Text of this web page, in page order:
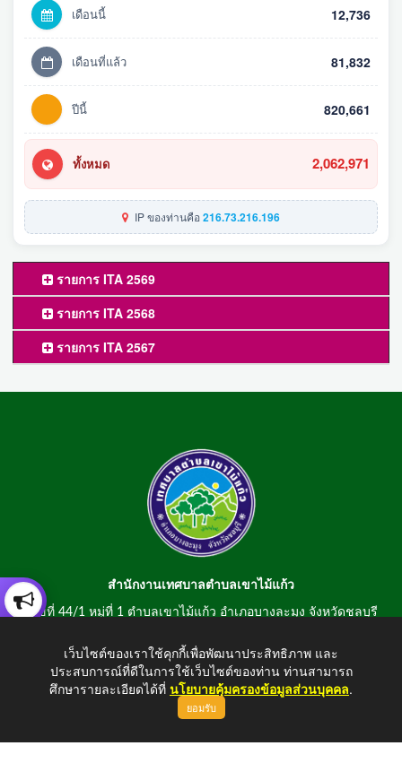
เดือนนี้ 12,736
เดือนที่แล้ว 81,832
ปีนี้ 820,661
ทั้งหมด 2,062,971
IP ของท่านคือ216.73.216.196
รายการ ITA 2569
รายการ ITA 2568
รายการ ITA 2567
สำนักงานเทศบาลตำบลเขาไม้แก้ว
เลขที่ 44/1 หมู่ที่ 1 ตำบลเขาไม้แก้ว อำเภอบางละมุง จังหวัดชลบุรี
สอบถามข้อมูลโทรศัพท์/โทรสาร 0-3807-2634-5
E-mail : saraban@khaomaikaew.go.th
เว็บไซต์ของเราใช้คุกกี้เพื่อพัฒนาประสิทธิภาพ และ
ประสบการณ์ที่ดีในการใช้เว็บไซต์ของท่าน ท่านสามารถ
ศึกษารายละเอียดได้ที่ นโยบายคุ้มครองข้อมูลส่วนบุคคล.
ยอมรับ